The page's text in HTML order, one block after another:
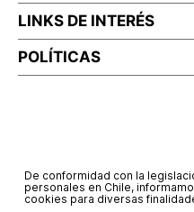
LINKS DE INTERÉS
POLÍTICAS
De conformidad con la
personales en Chile,
cookies para diversas